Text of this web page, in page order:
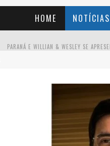
HOME NOTÍCIAS
APÓS SAIR DA KONDZILLA, DJ DANNY